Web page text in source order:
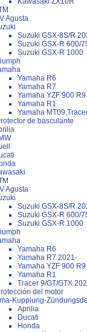
Agusta
Suzuki GSX-8S/R
Suzuki GSX-R 600/
Suzuki GSX-R 1000
Yamaha R6
Yamaha R7
Yamaha YZF 900 R9
Yamaha R1
Yamaha
de basculante
Agusta
Suzuki GSX-8S/R
Suzuki GSX-R 600/
Suzuki GSX-R 1000
Yamaha R6
Yamaha R7 2021-
Yamaha YZF 900 R9
Yamaha R1
Tracer 9/GT/GTX
del motor
Kupplung-
Aprilia
Ducati
Honda